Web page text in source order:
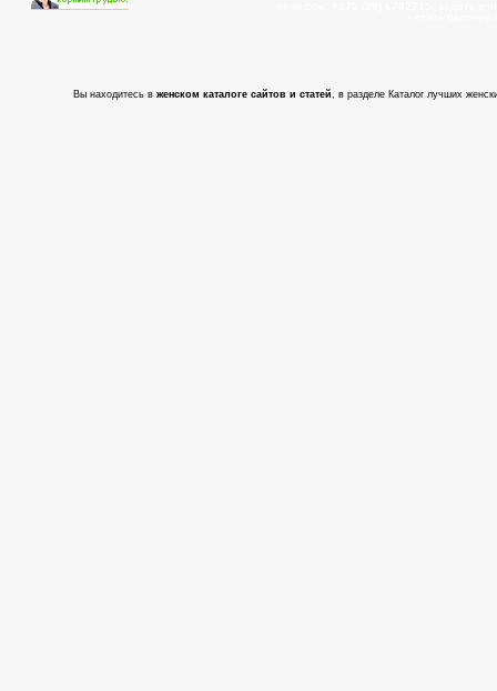
Вы находитесь в женском каталоге сайтов и статей, в разделе Каталог лучших